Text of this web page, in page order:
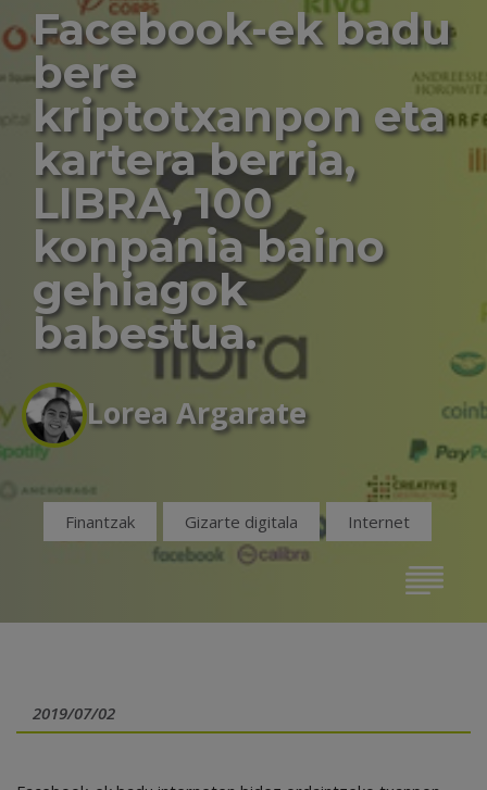
Facebook-ek badu
bere
kriptotxanpon eta
kartera berria,
LIBRA, 100
konpania baino
gehiagok
babestua.
Lorea Argarate
Finantzak Gizarte digitala Internet
2019/07/02